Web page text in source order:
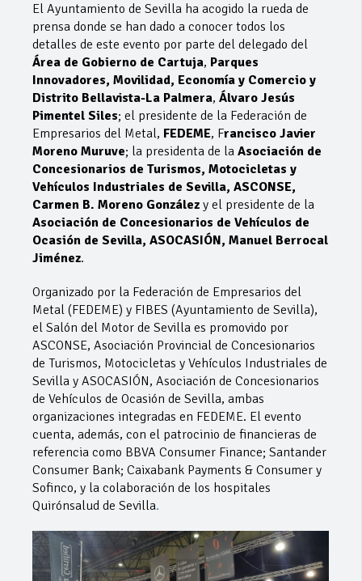
El Ayuntamiento de Sevilla ha acogido la rueda de
prensa donde se han dado a conocer todos los
detalles de este evento por parte del delegado del
Área de Gobierno de Cartuja, Parques
Innovadores, Movilidad, Economía y Comercio y
Distrito Bellavista-La Palmera, Álvaro Jesús
Pimentel Siles; el presidente de la Federación de
Empresarios del Metal, FEDEME, Francisco Javier
Moreno Muruve; la presidenta de la Asociación de
Concesionarios de Turismos, Motocicletas y
Vehículos Industriales de Sevilla, ASCONSE,
Carmen B. Moreno González y el presidente de la
Asociación de Concesionarios de Vehículos de
Ocasión de Sevilla, ASOCASIÓN, Manuel Berrocal
Jiménez.
Organizado por la Federación de Empresarios del
Metal (FEDEME) y FIBES (Ayuntamiento de Sevilla),
el Salón del Motor de Sevilla es promovido por
ASCONSE, Asociación Provincial de Concesionarios
de Turismos, Motocicletas y Vehículos Industriales de
Sevilla y ASOCASIÓN, Asociación de Concesionarios
de Vehículos de Ocasión de Sevilla, ambas
organizaciones integradas en FEDEME. El evento
cuenta, además, con el patrocinio de financieras de
referencia como BBVA Consumer Finance; Santander
Consumer Bank; Caixabank Payments & Consumer y
Sofinco, y la colaboración de los hospitales
Quirónsalud de Sevilla.